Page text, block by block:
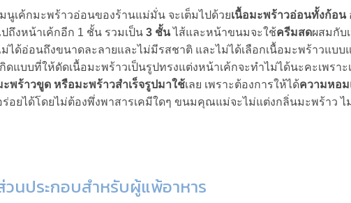
มนูเค้กมะพร้าวอ่อนของร้านแม่มั่น จะเต็มไปด้วยเนื้อมะพร้าวอ่อนทั้งก้อน
ปถึงหน้าเค้กอีก 1 ชั้น รวมเป็น 3 ชั้นไส้และหน้าขนมจะใช้ครีมสดผสมกับ
ม่ได้อ่อนถึงขนาดละลายและไม่มีรสชาติ และไม่ได้เลือกเนื้อมะพร้าวแบ
กิดแบบที่ให้ดัดเนื้อมะพร้าวเป็นรูปทรงแต่งหน้าเค้กจะทำไม่ได้นะคะเพร
ะพร้าวขูด หรือมะพร้าวสำเร็จรูปมาใช้เลย เพราะต้องการให้ได้ความหอม
ร่อยได้โดยไม่ต้องพึ่งพาสารเคมีใดๆ ขนมคุณแม่จะไม่แต่งกลิ่นมะพร้าว ไ
วนประกอบสำหรับผู้แพ้อาหาร